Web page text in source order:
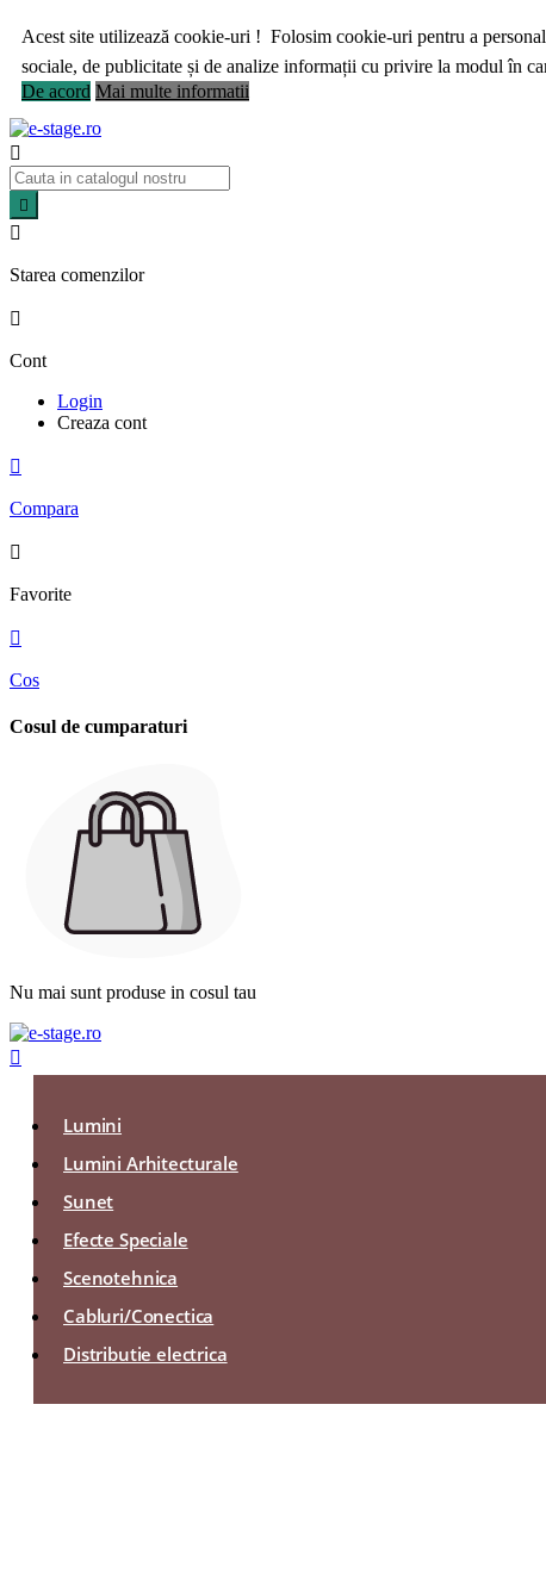
Acest site utilizează cookie-uri ! Folosim cookie-uri pentru a
sociale, de publicitate și de analize informații cu privire la modul în
De acord Mai multe informatii



Starea comenzilor

Cont
Login
Creaza cont

Compara

Favorite

Cos
Cosul de cumparaturi
Nu mai sunt produse in cosul tau

Lumini
Lumini Arhitecturale
Sunet
Efecte Speciale
Scenotehnica
Cabluri/Conectica
Distributie electrica